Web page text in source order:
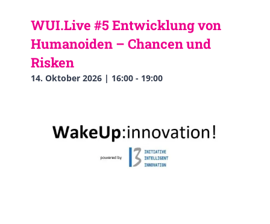
WUI.Live #5 Entwicklung von
Humanoiden – Chancen und
Risken
14. Oktober 2026 | 16:00 - 19:00